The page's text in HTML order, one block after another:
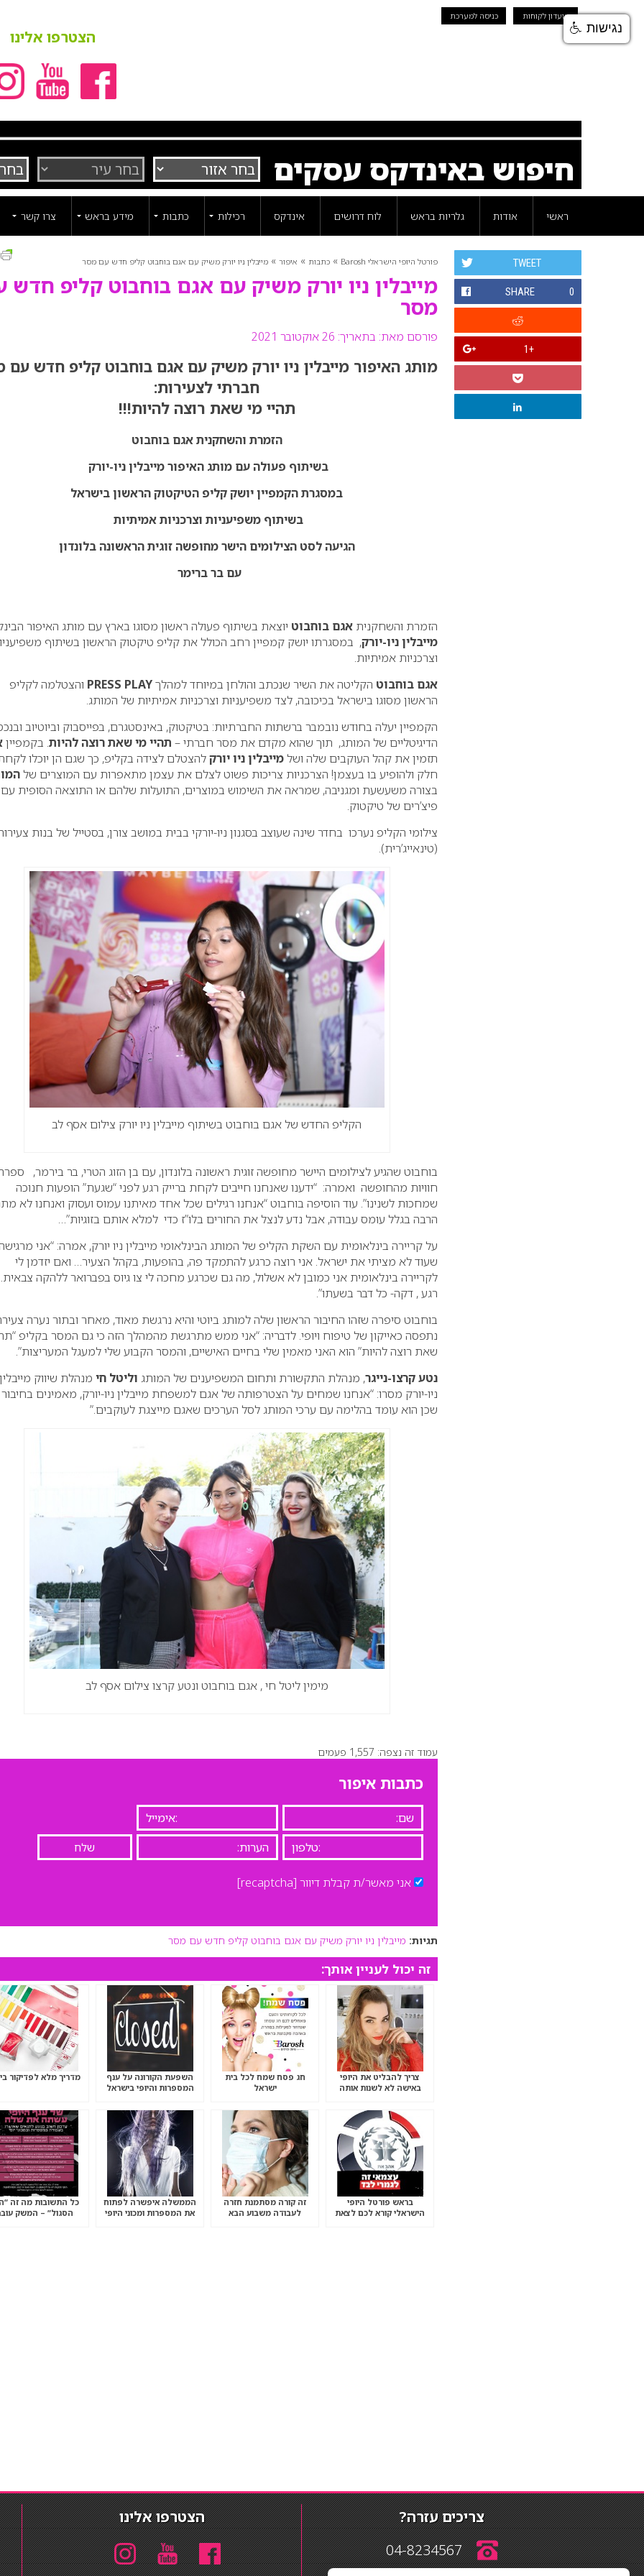
מועדון לקוחות כניסה למערכת
הצטרפו אלינו
חיפוש באינדקס עסקים
ראשי אודות גלריות בראש לוח דרושים אינדקס רכילות כתבות מידע בראש צרו קשר
פורטל היופי הישראלי Barosh » כתבות » איפור » מייבלין ניו יורק משיק עם אגם בוחבוט קליפ חדש עם מסר
מייבלין ניו יורק משיק עם אגם בוחבוט קליפ חדש
מסר
פורסם מאת: בתאריך: 26 אוקטובר 2021
TWEET
SHARE 0
+1
מותג האיפור מייבלין ניו יורק משיק עם אגם בוחבוט קליפ חדש עם
חברתי לצעירות:
תהיי מי שאת רוצה להיות!!!
הזמרת והשחקנית אגם בוחבוט
בשיתוף פעולה עם מותג האיפור מייבלין ניו-יורק
במסגרת הקמפיין יושק קליפ הטיקטוק הראשון בישראל
בשיתוף משפיעניות וצרכניות אמיתיות
הגיעה לסט הצילומים הישר מחופשה זוגית הראשונה בלונדון
עם בר ברימר
הזמרת והשחקנית אגם בוחבוט יוצאת בשיתוף פעולה ראשון מסוגו בארץ עם מותג האיפור
מייבלין ניו-יורק, במסגרתו יושק קמפיין רחב הכולל את קליפ טיקטוק הראשון בשיתוף
וצרכניות אמיתיות.
אגם בוחבוט הקליטה את השיר שנכתב והולחן במיוחד למהלךPRESS PLAY והצטלמה לקליפ
הראשון מסוגו בישראל בכיכובה, לצד משפיעניות וצרכניות אמיתיות של המותג.
הקמפיין יעלה בחודש נובמבר ברשתות החברתיות: בטיקטוק, באינסטגרם, בפייסבוק וביוטיוב
הדיגיטליים של המותג, תוך שהוא מקדם את מסר חברתי – תהיי מי שאת רוצה להיות. בקמפיין
תזמין את קהל העוקבים שלה ושלמייבלין ניו יורקלהצטלם לצידה בקליפ, כך שגם הן יוכלו
חלק ולהופיע בו בעצמן! הצרכניות צריכות פשוט לצלם את עצמן מתאפרות עם המוצרים של
בצורה משעשעת ומגניבה, שמראה את השימוש במוצרים, התועלות שלהם או התוצאה הסופית עם
פיצ’רים של טיקטוק.
צילומי הקליפ נערכו בחדר שינה שעוצב בסגנון ניו-יורקי בבית במושב צורן, בסטייל של בנות
(טינאייג’רית).
הקליפ החדש של אגם בוחבוט בשיתוף מייבלין ניו יורק צילום אסף לב
בוחבוט שהגיע לצילומים היישר מחופשה זוגית ראשונה בלונדון, עם בן הזוג הטרי, בר בירמר,
חוויות מהחופשה ואמרה: “ידענו שאנחנו חייבים לקחת ברייק רגע לפני “שגעת” הופעות חנוכה
שמחכות לשנינו”. עוד הוסיפה בוחבוט “אנחנו רגילים שכל אחד מאיתנו עמוס ועסוק ואנחנו לא
הרבה בגלל עומס עבודה, אבל נדע לנצל את החורים בלו”ז כדי למלא אותם בזוגיות”…
על קריירה בינלאומית עם השקת הקליפ של המותג הבינלאומי מייבלין ניו יורק, אמרה: “אני
שעוד לא מציתי את ישראל. אני רוצה כרגע להתמקד פה, בהופעות, בקהל הצעיר… ואם יזדמן לי
לקריירה בינלאומית אני כמובן לא אשלול, מה גם שכרגע מחכה לי צו גיוס בפברואר ללהקה
רגע , דקה- כל דבר בשעתו”.
בוחבוט סיפרה שזהו החיבור הראשון שלה למותג ביוטי והיא נרגשת מאוד, מאחר ובתור נערה
נתפסה כאייקון של טיפוח ויופי. לדבריה: “אני ממש מתרגשת מהמהלך הזה כי גם המסר בקליפ
שאת רוצה להיות” הוא האני מאמין שלי בחיים האישיים, והמסר הקבוע שלי למעגל המעריצות”.
נטע קרצו-נייגר, מנהלת התקשורת ותחום המשפיענים של המותג וליטל חי מנהלת שיווק מייבלין
ניו-יורק מסרו: “אנחנו שמחים על הצטרפותה של אגם למשפחת מייבלין ניו-יורק, מאמינים
שכן הוא עומד בהלימה עם ערכי המותג לסל הערכים שאגם מייצגת לעוקבים.”
מימין ליטל חי , אגם בוחבוט ונטע קרצו צילום אסף לב
עמוד זה נצפה: 1,557 פעמים
כתבות איפור
אני מאשר/ת קבלת דיוור [recaptcha]
תגיות: מייבלין ניו יורק משיק עם אגם בוחבוט קליפ חדש עם מסר
זה יכול לעניין אותך:
צריך להבליט את היופי
באישה לא לשנות אותה
חג פסח שמח לכל בית
ישראל
השפעת הקורונה על ענף
המספרות והיופי בישראל
מדריך מלא לפדיקור
בראש פורטל היופי
הישראלי קורא לכם לצאת
זה קורה מסתמנת חזרה
לעבודה משבוע הבא
הממשלה איפשרה לפתוח
את המספרות ומכוני היופי
כל התשובות מה זה
הסגול” – המשק
צריכים עזרה?
04-8234567
הצטרפו אלינו
נגישות